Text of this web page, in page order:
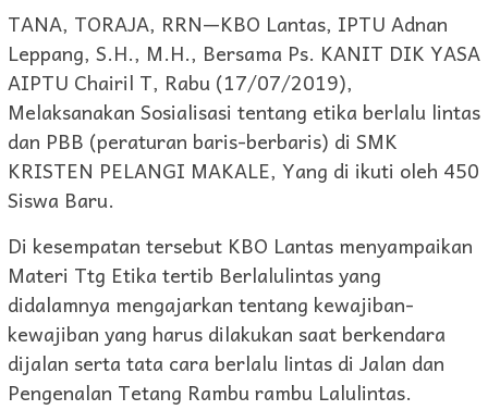
TANA, TORAJA, RRN—KBO Lantas, IPTU Adnan
Leppang, S.H., M.H., Bersama Ps. KANIT DIK YASA
AIPTU Chairil T, Rabu (17/07/2019),
Melaksanakan Sosialisasi tentang etika berlalu lintas
dan PBB (peraturan baris-berbaris) di SMK
KRISTEN PELANGI MAKALE, Yang di ikuti oleh 450
Siswa Baru.
Di kesempatan tersebut KBO Lantas menyampaikan
Materi Ttg Etika tertib Berlalulintas yang
didalamnya mengajarkan tentang kewajiban-
kewajiban yang harus dilakukan saat berkendara
dijalan serta tata cara berlalu lintas di Jalan dan
Pengenalan Tetang Rambu rambu Lalulintas.